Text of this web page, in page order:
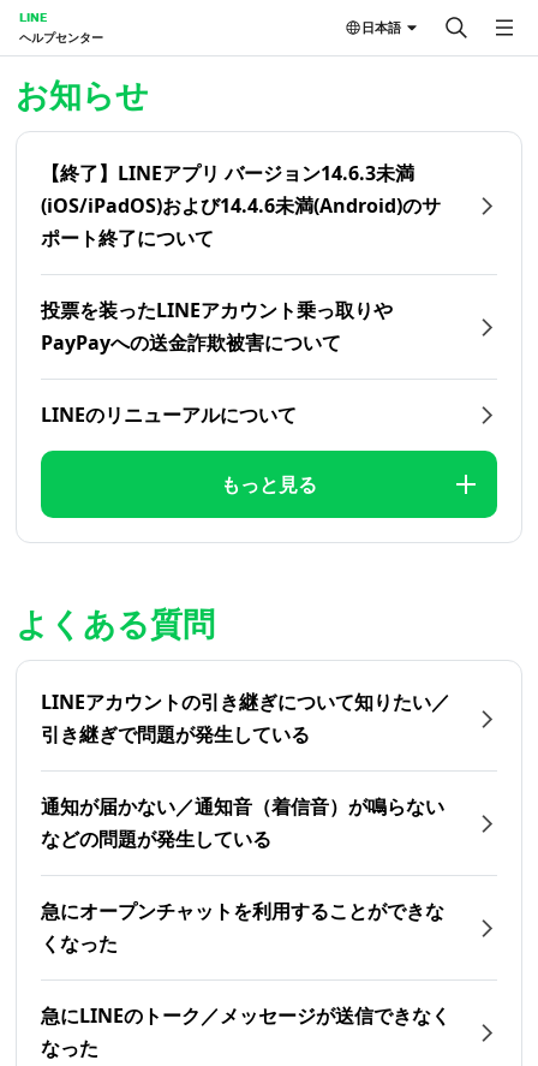
LINE
ヘルプセンター
日本語
お知らせ
【終了】LINEアプリ バージョン14.6.3未満
(iOS/iPadOS)および14.4.6未満(Android)のサ
ポート終了について
投票を装ったLINEアカウント乗っ取りや
PayPayへの送金詐欺被害について
LINEのリニューアルについて
もっと見る
よくある質問
LINEアカウントの引き継ぎについて知りたい／
引き継ぎで問題が発生している
通知が届かない／通知音（着信音）が鳴らない
などの問題が発生している
急にオープンチャットを利用することができな
くなった
急にLINEのトーク／メッセージが送信できなく
なった